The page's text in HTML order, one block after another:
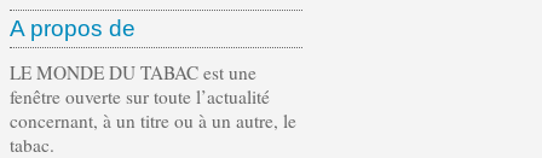
A propos de
LE MONDE DU TABAC est une
fenêtre ouverte sur toute l’actualité
concernant, à un titre ou à un autre, le
tabac.